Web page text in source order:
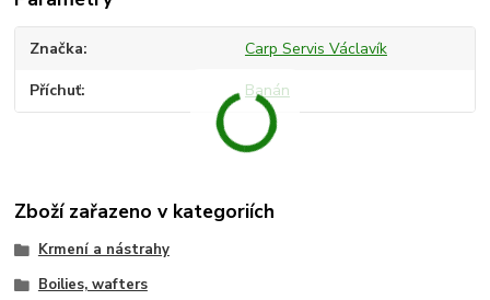
Značka Carp Servis Václavík
Příchuť Banán
Zboží zařazeno v kategoriích
Krmení a nástrahy
Boilies, wafters